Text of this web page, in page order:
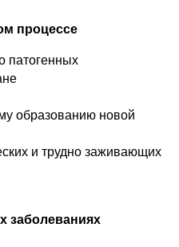
процессе
патогенных
образованию новой
и трудно заживающих
заболеваниях